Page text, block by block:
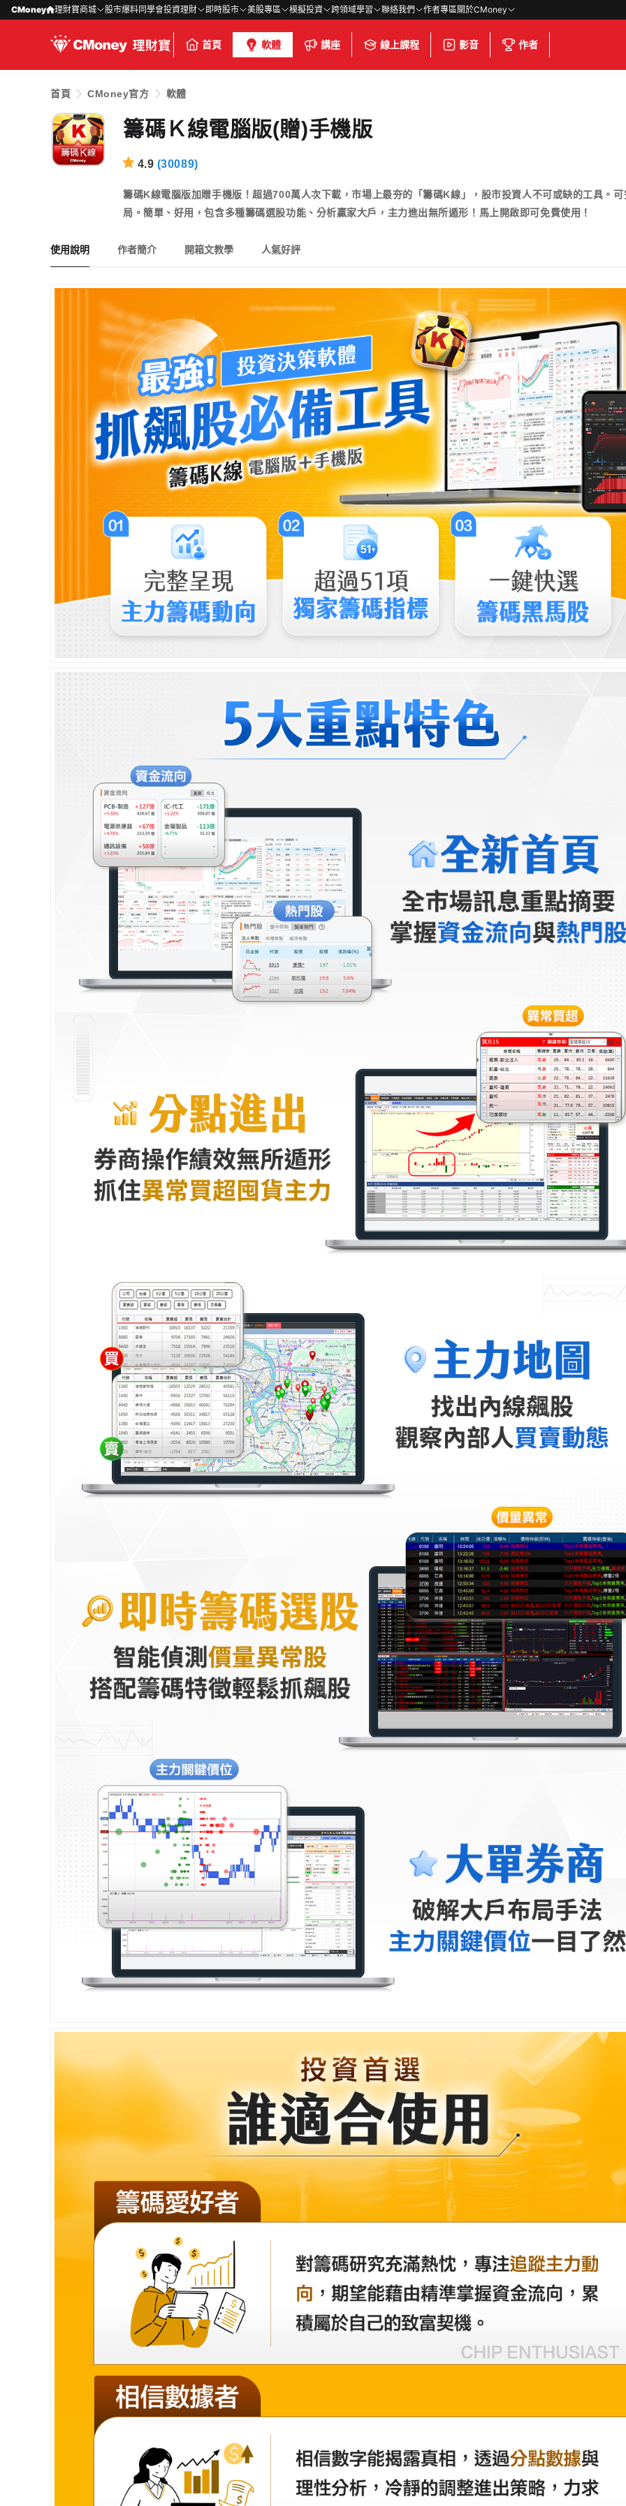
CMoney 理財寶商城 股市爆料同學會投資理財 即時股市 美股專區 模擬投資 跨領域學習 聯絡我們 作者專區關於CMoney
首頁 軟體 講座 線上課程 影音 作者
首頁 CMoney官方 軟體
籌碼Ｋ線電腦版(贈)手機版
4.9 (30089)
籌碼K線電腦版加贈手機版！超過700萬人次下載，市場上最夯的「籌碼K線」，股市投資人不可或缺的工具。
局。簡單、好用，包含多種籌碼選股功能、分析贏家大戶，主力進出無所遁形！馬上開啟即可免費使用！
使用說明 作者簡介 開箱文教學 人氣好評